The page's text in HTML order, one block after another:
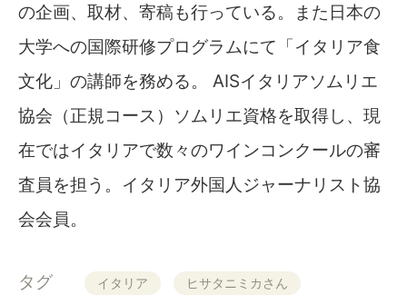
の企画、取材、寄稿も行っている。また日本の
大学への国際研修プログラムにて「イタリア食
文化」の講師を務める。 AISイタリアソムリエ
協会（正規コース）ソムリエ資格を取得し、現
在ではイタリアで数々のワインコンクールの審
査員を担う。イタリア外国人ジャーナリスト協
会会員。
タグ イタリア ヒサタニミカさん